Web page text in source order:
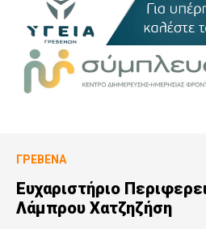
ΓΡΕΒΕΝΆ
Ευχαριστήριο
Λάμπρου Χατζηζήση